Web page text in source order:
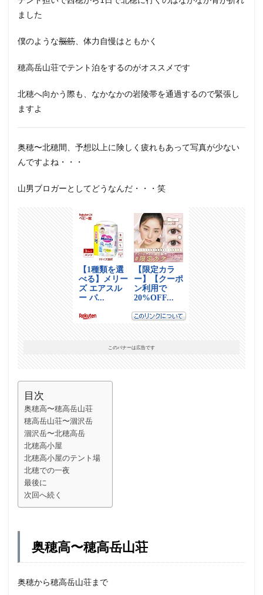
ました
僕のような脳筋 、体力自慢はともかく
穂高岳山荘でテント泊をするのがオススメです
北穂へ向かう際も、なかなかの岩陵帯を通過するので緊張し
ますよ
奥穂〜北穂間、予想以上に険しく疲れもあって写真が少ない
んですよね・・・
山男ブロガーとしてどうなんだ・・・笑
このバナーは広告です
目次
奥穂高〜穂高岳山荘
穂高岳山荘〜涸沢岳
涸沢岳〜北穂高岳
北穂高小屋
北穂高小屋のテント場
北穂での一夜
最後に
次回へ続く
奥穂高〜穂高岳山荘
奥穂から穂高岳山荘まで